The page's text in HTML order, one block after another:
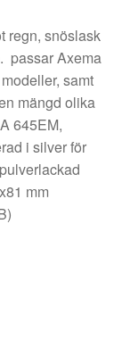
regn, snöslask
passar Axema
samt
mängd olika
645EM,
i silver för
mm